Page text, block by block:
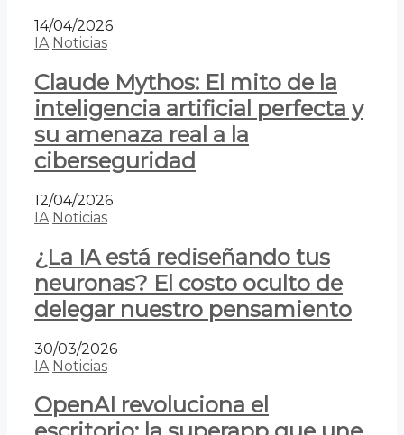
14/04/2026
IA Noticias
Claude Mythos: El mito de la
inteligencia artificial perfecta y
su amenaza real a la
ciberseguridad
12/04/2026
IA Noticias
¿La IA está rediseñando tus
neuronas? El costo oculto de
delegar nuestro pensamiento
30/03/2026
IA Noticias
OpenAI revoluciona el